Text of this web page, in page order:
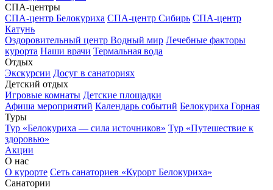
СПА-центры
СПА-центр Белокуриха СПА-центр Сибирь СПА-центр
Катунь
Оздоровительный центр Водный мир Лечебные факторы
курорта Наши врачи Термальная вода
Отдых
Экскурсии Досуг в санаториях
Детский отдых
Игровые комнаты Детские площадки
Афиша мероприятий Календарь событий Белокуриха Горная
Туры
Тур «Белокуриха — сила источников» Тур «Путешествие к
здоровью»
Акции
О нас
О курорте Сеть санаториев «Курорт Белокуриха»
Санатории